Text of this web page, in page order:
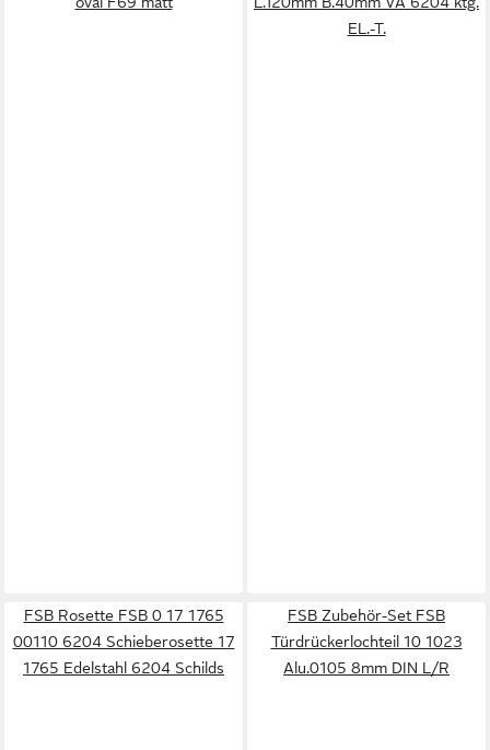
EL.-T.
FSB Rosette FSB 0 17 1765
00110 6204 Schieberosette 17
1765 Edelstahl 6204 Schilds
FSB Zubehör-Set FSB
Türdrückerlochteil 10 1023
Alu.0105 8mm DIN L/R